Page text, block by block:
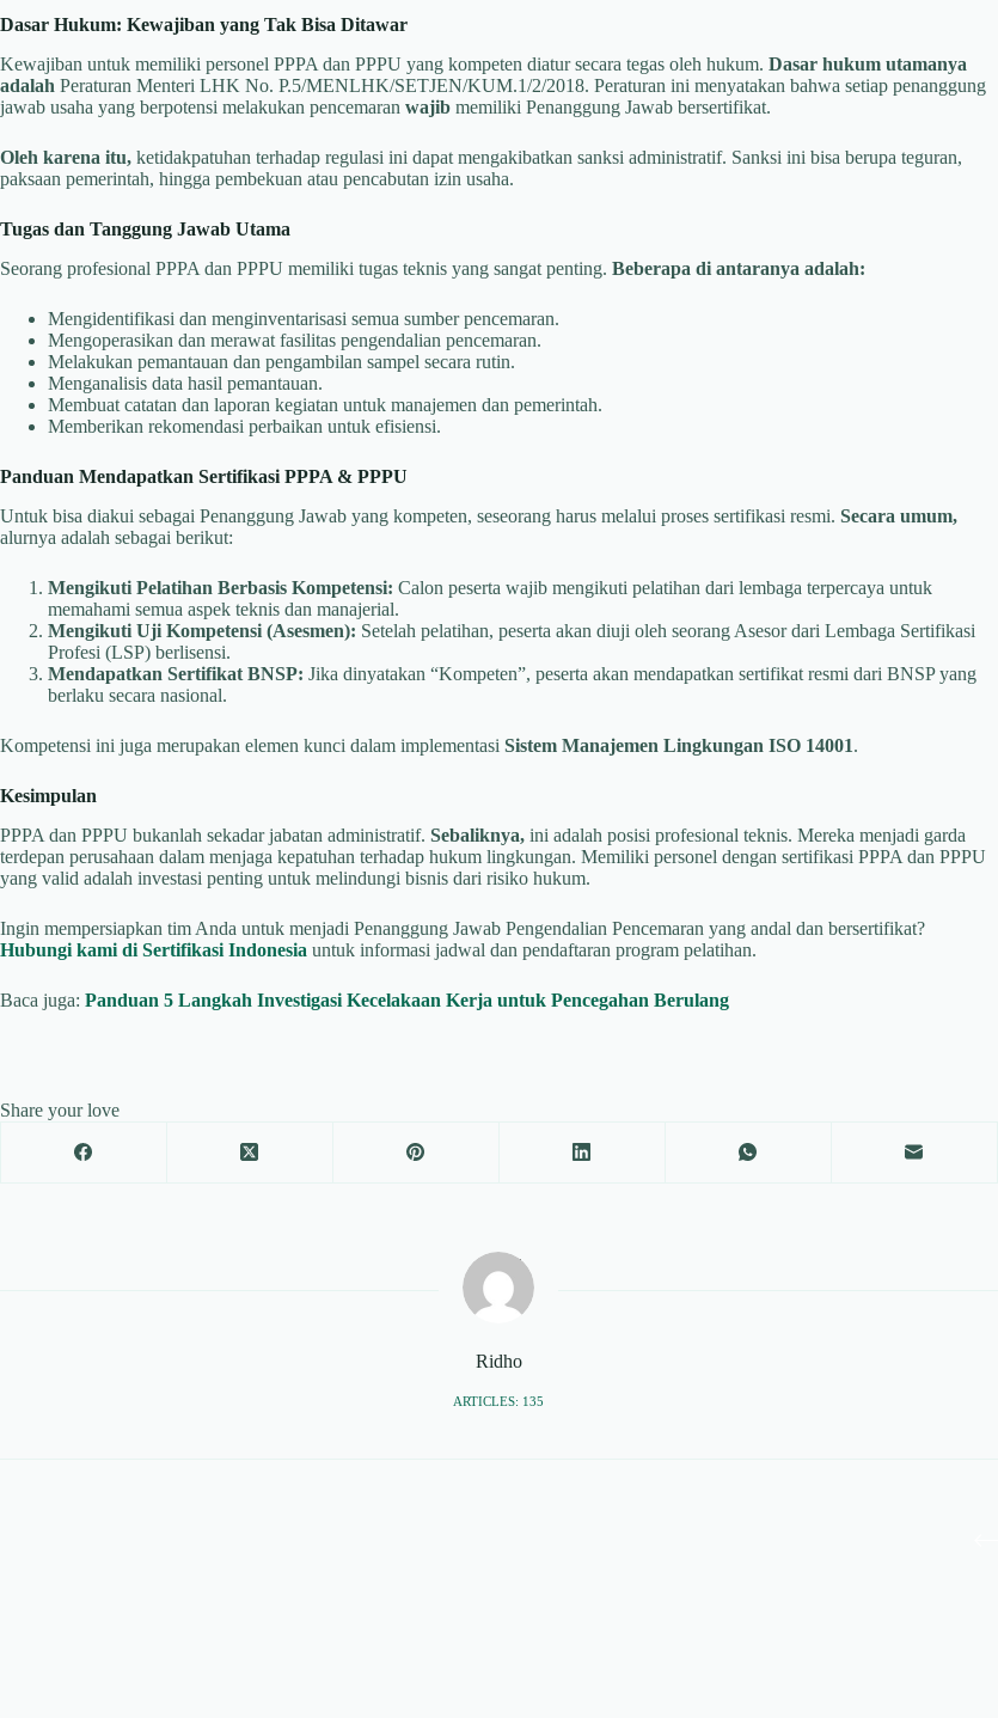
Dasar Hukum: Kewajiban yang Tak Bisa Ditawar
Kewajiban untuk memiliki personel PPPA dan PPPU yang kompeten diatur secara tegas oleh hukum. Dasar hukum utamanya
adalah Peraturan Menteri LHK No. P.5/MENLHK/SETJEN/KUM.1/2/2018. Peraturan ini menyatakan bahwa setiap penanggung
jawab usaha yang berpotensi melakukan pencemaran wajib memiliki Penanggung Jawab bersertifikat.
Oleh karena itu, ketidakpatuhan terhadap regulasi ini dapat mengakibatkan sanksi administratif. Sanksi ini bisa berupa teguran,
paksaan pemerintah, hingga pembekuan atau pencabutan izin usaha.
Tugas dan Tanggung Jawab Utama
Seorang profesional PPPA dan PPPU memiliki tugas teknis yang sangat penting. Beberapa di antaranya adalah:
Mengidentifikasi dan menginventarisasi semua sumber pencemaran.
Mengoperasikan dan merawat fasilitas pengendalian pencemaran.
Melakukan pemantauan dan pengambilan sampel secara rutin.
Menganalisis data hasil pemantauan.
Membuat catatan dan laporan kegiatan untuk manajemen dan pemerintah.
Memberikan rekomendasi perbaikan untuk efisiensi.
Panduan Mendapatkan Sertifikasi PPPA & PPPU
Untuk bisa diakui sebagai Penanggung Jawab yang kompeten, seseorang harus melalui proses sertifikasi resmi. Secara umum,
alurnya adalah sebagai berikut:
Mengikuti Pelatihan Berbasis Kompetensi: Calon peserta wajib mengikuti pelatihan dari lembaga terpercaya untuk
memahami semua aspek teknis dan manajerial.
Mengikuti Uji Kompetensi (Asesmen): Setelah pelatihan, peserta akan diuji oleh seorang Asesor dari Lembaga Sertifikasi
Profesi (LSP) berlisensi.
Mendapatkan Sertifikat BNSP: Jika dinyatakan “Kompeten”, peserta akan mendapatkan sertifikat resmi dari BNSP yang
berlaku secara nasional.
Kompetensi ini juga merupakan elemen kunci dalam implementasi Sistem Manajemen Lingkungan ISO 14001.
Kesimpulan
PPPA dan PPPU bukanlah sekadar jabatan administratif. Sebaliknya, ini adalah posisi profesional teknis. Mereka menjadi garda
terdepan perusahaan dalam menjaga kepatuhan terhadap hukum lingkungan. Memiliki personel dengan sertifikasi PPPA dan PPPU
yang valid adalah investasi penting untuk melindungi bisnis dari risiko hukum.
Ingin mempersiapkan tim Anda untuk menjadi Penanggung Jawab Pengendalian Pencemaran yang andal dan bersertifikat?
Hubungi kami di Sertifikasi Indonesia untuk informasi jadwal dan pendaftaran program pelatihan.
Baca juga: Panduan 5 Langkah Investigasi Kecelakaan Kerja untuk Pencegahan Berulang
Share your love
Ridho
ARTICLES: 135